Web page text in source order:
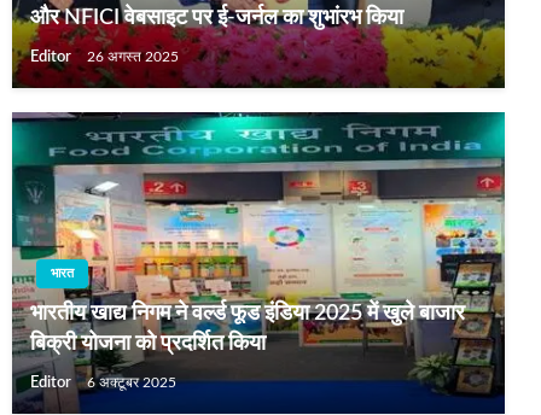
और NFICI वेबसाइट पर ई-जर्नल का शुभांरभ किया
Editor 26 अगस्त 2025
भारत
भारतीय खाद्य निगम ने वर्ल्‍ड फूड इंडिया 2025 में खुले बाजार
बिक्री योजना को प्रदर्शित किया
Editor 6 अक्टूबर 2025